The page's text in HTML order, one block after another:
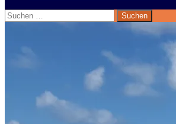
Suchen
nach: